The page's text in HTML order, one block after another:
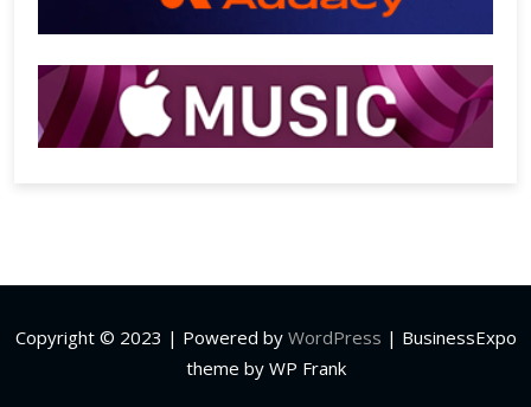
Copyright © 2023 | Powered by WordPress | BusinessExpo
theme by WP Frank